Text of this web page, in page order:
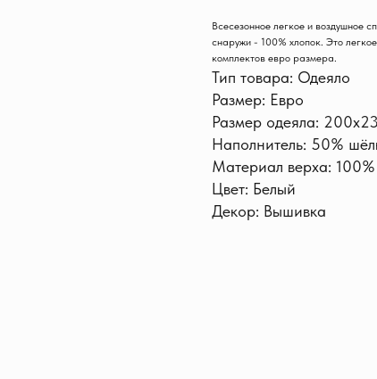
Всесезонное легкое и воздушное
снаружи - 100% хлопок. Это
комплектов евро размера.
Тип товара: Одеяло
Размер: Евро
Размер одеяла:
Наполнитель: 50%
Материал верха: 100%
Цвет: Белый
Декор: Вышивка